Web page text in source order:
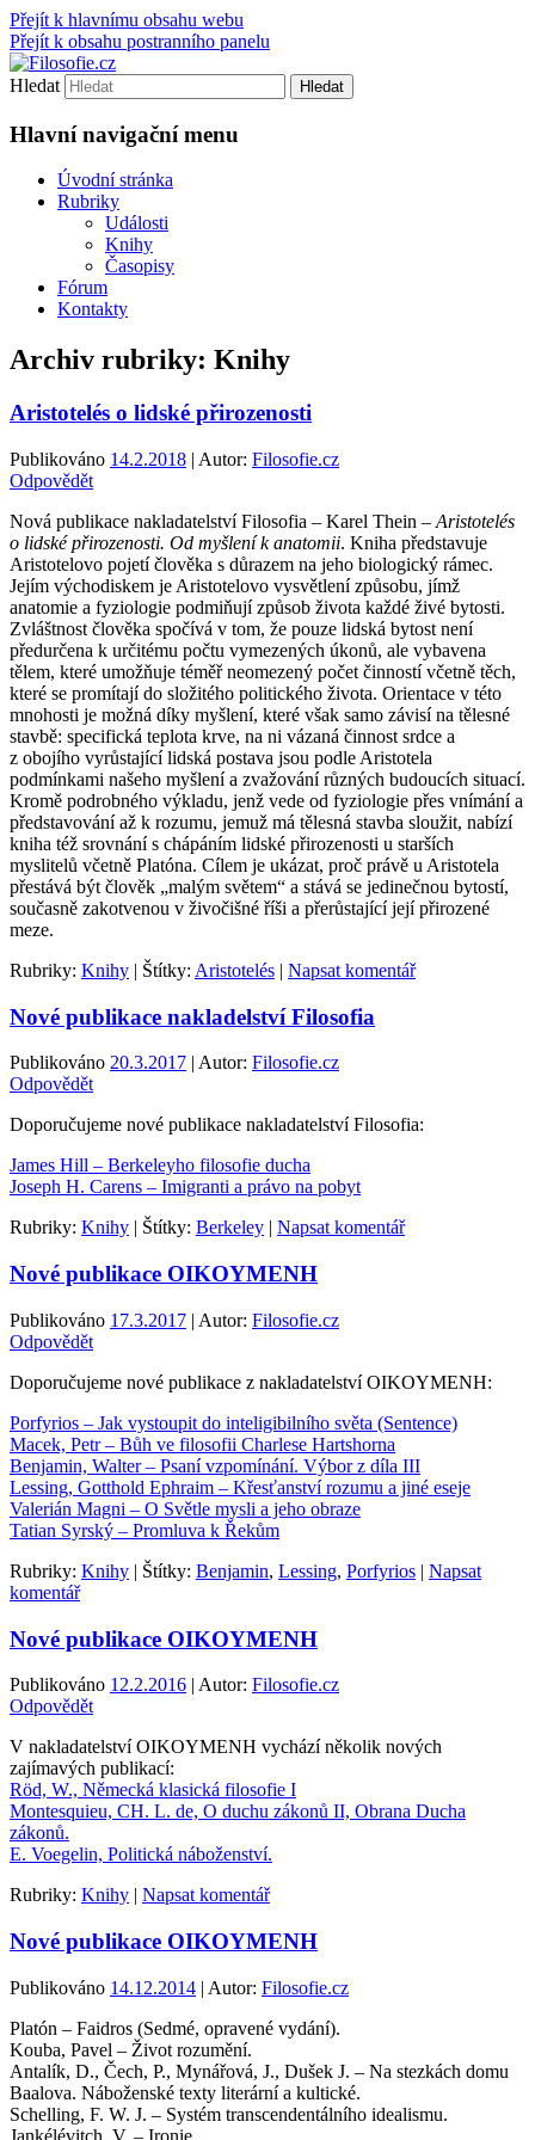
Přejít k hlavnímu obsahu webu
Přejít k obsahu postranního panelu
Filosofie.cz
Hledat
Hlavní navigační menu
Úvodní stránka
Rubriky
Události
Knihy
Časopisy
Fórum
Kontakty
Archiv rubriky: Knihy
Aristotelés o lidské přirozenosti
Publikováno 14.2.2018 | Autor: Filosofie.cz
Odpovědět
Nová publikace nakladatelství Filosofia – Karel Thein – Aristotelés
o lidské přirozenosti. Od myšlení k anatomii. Kniha představuje
Aristotelovo pojetí člověka s důrazem na jeho biologický rámec.
Jejím východiskem je Aristotelovo vysvětlení způsobu, jímž
anatomie a fyziologie podmiňují způsob života každé živé bytosti.
Zvláštnost člověka spočívá v tom, že pouze lidská bytost není
předurčena k určitému počtu vymezených úkonů, ale vybavena
tělem, které umožňuje téměř neomezený počet činností včetně těch,
které se promítají do složitého politického života. Orientace v této
mnohosti je možná díky myšlení, které však samo závisí na tělesné
stavbě: specifická teplota krve, na ni vázaná činnost srdce a
z obojího vyrůstající lidská postava jsou podle Aristotela
podmínkami našeho myšlení a zvažování různých budoucích situací.
Kromě podrobného výkladu, jenž vede od fyziologie přes vnímání a
představování až k rozumu, jemuž má tělesná stavba sloužit, nabízí
kniha též srovnání s chápáním lidské přirozenosti u starších
myslitelů včetně Platóna. Cílem je ukázat, proč právě u Aristotela
přestává být člověk „malým světem“ a stává se jedinečnou bytostí,
současně zakotvenou v živočišné říši a přerůstající její přirozené
meze.
Rubriky: Knihy | Štítky: Aristotelés | Napsat komentář
Nové publikace nakladelství Filosofia
Publikováno 20.3.2017 | Autor: Filosofie.cz
Odpovědět
Doporučujeme nové publikace nakladatelství Filosofia:
James Hill – Berkeleyho filosofie ducha
Joseph H. Carens – Imigranti a právo na pobyt
Rubriky: Knihy | Štítky: Berkeley | Napsat komentář
Nové publikace OIKOYMENH
Publikováno 17.3.2017 | Autor: Filosofie.cz
Odpovědět
Doporučujeme nové publikace z nakladatelství OIKOYMENH:
Porfyrios – Jak vystoupit do inteligibilního světa (Sentence)
Macek, Petr – Bůh ve filosofii Charlese Hartshorna
Benjamin, Walter – Psaní vzpomínání. Výbor z díla III
Lessing, Gotthold Ephraim – Křesťanství rozumu a jiné eseje
Valerián Magni – O Světle mysli a jeho obraze
Tatian Syrský – Promluva k Řekům
Rubriky: Knihy | Štítky: Benjamin, Lessing, Porfyrios | Napsat
komentář
Nové publikace OIKOYMENH
Publikováno 12.2.2016 | Autor: Filosofie.cz
Odpovědět
V nakladatelství OIKOYMENH vychází několik nových
zajímavých publikací:
Röd, W., Německá klasická filosofie I
Montesquieu, CH. L. de, O duchu zákonů II, Obrana Ducha
zákonů.
E. Voegelin, Politická náboženství.
Rubriky: Knihy | Napsat komentář
Nové publikace OIKOYMENH
Publikováno 14.12.2014 | Autor: Filosofie.cz
Platón – Faidros (Sedmé, opravené vydání).
Kouba, Pavel – Život rozumění.
Antalík, D., Čech, P., Mynářová, J., Dušek J. – Na stezkách domu
Baalova. Náboženské texty literární a kultické.
Schelling, F. W. J. – Systém transcendentálního idealismu.
Jankélévitch, V. – Ironie.